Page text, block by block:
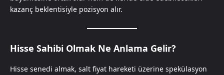
kazanç beklentisiyle pozisyon alır.
Hisse Sahibi Olmak Ne Anlama Gelir?
Hisse senedi almak, salt fiyat hareketi üzerine spekülasyon